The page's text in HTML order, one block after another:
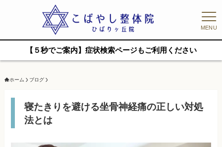
MENU
【５秒でご案内】症状検索ページもご利用ください
ホーム ブログ
寝たきりを避ける坐骨神経痛の正しい対処
法とは